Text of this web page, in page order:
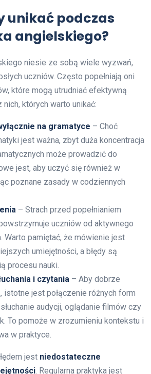
unikać podczas
angielskiego?
niesie ze sobą wiele wyzwań,
uczniów. Często popełniają oni
które mogą utrudniać efektywną
nich, których warto unikać:
na gramatyce – Choć
jest ważna, zbyt duża koncentracja
może prowadzić do
jest, aby uczyć się również w
poznane zasady w codziennych
– Strach przed popełnianiem
uczniów od aktywnego
Warto pamiętać, że mówienie jest
umiejętności, a błędy są
procesu nauki.
i czytania – Aby dobrze
istotne jest połączenie różnych form
audycji, oglądanie filmów czy
To pomoże w zrozumieniu kontekstu i
w praktyce.
jest niedostateczne
. Regularna praktyka jest